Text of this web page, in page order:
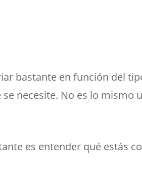
bastante en función del
necesite. No es lo mismo
es entender qué estás